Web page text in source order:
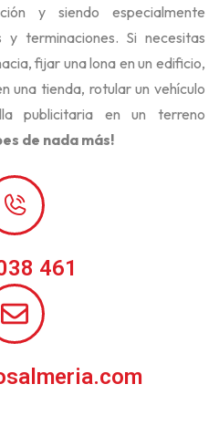
y siendo especialmente
terminaciones. Si necesitas
fijar una lona en un edificio,
una tienda, rotular un vehículo
publicitaria en un terreno
de nada más!
461